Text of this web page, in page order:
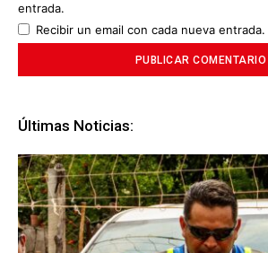
entrada.
Recibir un email con cada nueva entrada.
Últimas Noticias: